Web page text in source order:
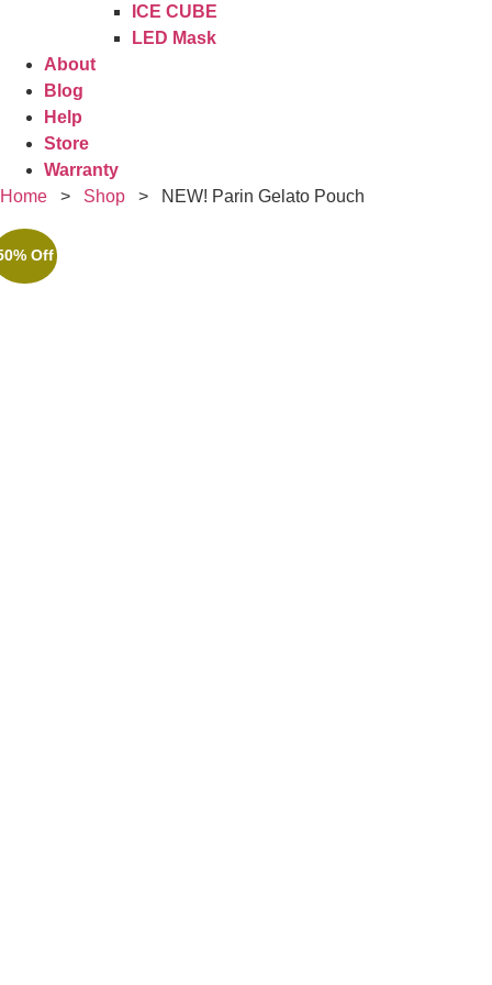
ICE CUBE
LED Mask
About
Blog
Help
Store
Warranty
Home > Shop > NEW! Parin Gelato Pouch
Off